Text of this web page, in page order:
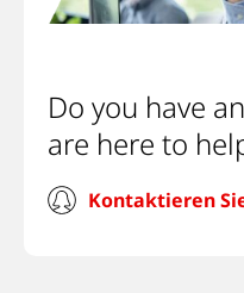
Do you have
are here to
Kontaktieren